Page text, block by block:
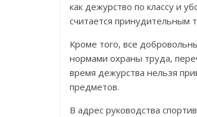
как дежурство по классу и
считается принудительным
Кроме того, все
нормами охраны труда,
время дежурства нельзя
предметов.
В адрес руководства